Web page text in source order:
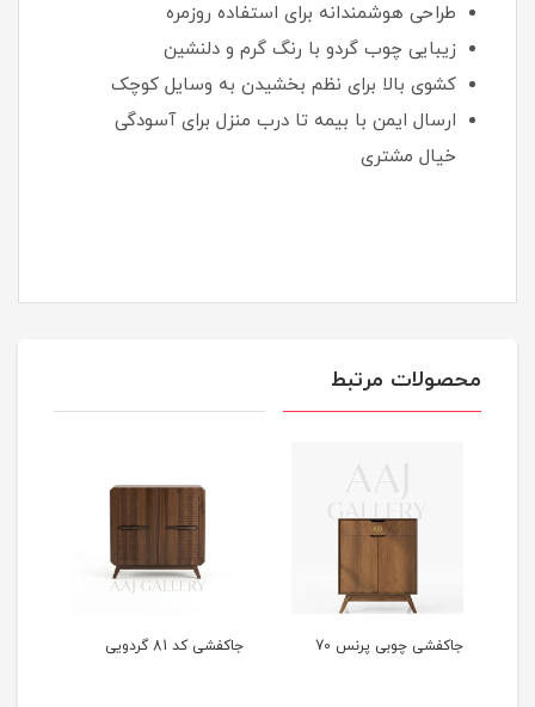
طراحی هوشمندانه برای استفاده روزمره
زیبایی چوب گردو با رنگ گرم و دلنشین
کشوی بالا برای نظم بخشیدن به وسایل کوچک
ارسال ایمن با بیمه تا درب منزل برای آسودگی
خیال مشتری
محصولات مرتبط
جاکفشی چوبی پرنس 70 جاکفشی کد 81 گردویی